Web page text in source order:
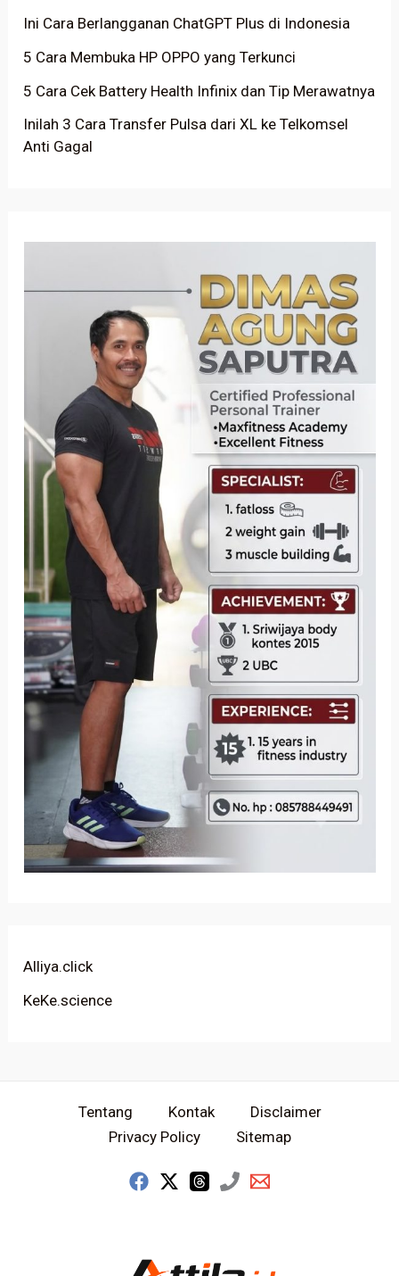
Ini Cara Berlangganan ChatGPT Plus di Indonesia
5 Cara Membuka HP OPPO yang Terkunci
5 Cara Cek Battery Health Infinix dan Tip Merawatnya
Inilah 3 Cara Transfer Pulsa dari XL ke Telkomsel
Anti Gagal
Alliya.click
KeKe.science
Tentang Kontak
Disclaimer
Privacy Policy
Sitemap